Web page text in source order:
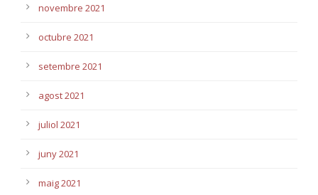
novembre 2021
octubre 2021
setembre 2021
agost 2021
juliol 2021
juny 2021
maig 2021